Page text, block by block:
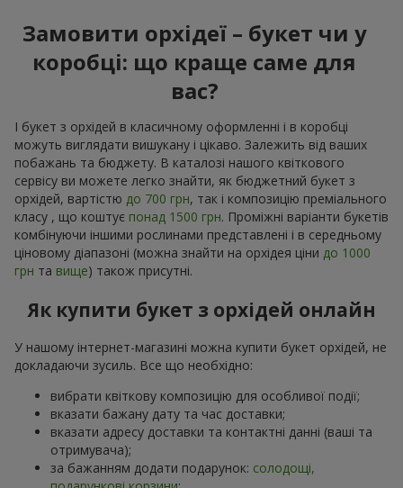
Замовити орхідеї – букет чи у
коробці: що краще саме для
вас?
І букет з орхідей в класичному оформленні і в коробці
можуть виглядати вишукану і цікаво. Залежить від ваших
побажань та бюджету. В каталозі нашого квіткового
сервісу ви можете легко знайти, як бюджетний букет з
орхідей, вартістю до 700 грн, так і композицію преміального
класу , що коштує понад 1500 грн. Проміжні варіанти букетів
комбінуючи іншими рослинами представлені і в середньому
ціновому діапазоні (можна знайти на орхідея ціни до 1000
грн та вище) також присутні.
Як купити букет з орхідей онлайн
У нашому інтернет-магазині можна купити букет орхідей, не
докладаючи зусиль. Все що необхідно:
вибрати квіткову композицію для особливої події;
вказати бажану дату та час доставки;
вказати адресу доставки та контактні данні (ваші та
отримувача);
за бажанням додати подарунок: солодощі,